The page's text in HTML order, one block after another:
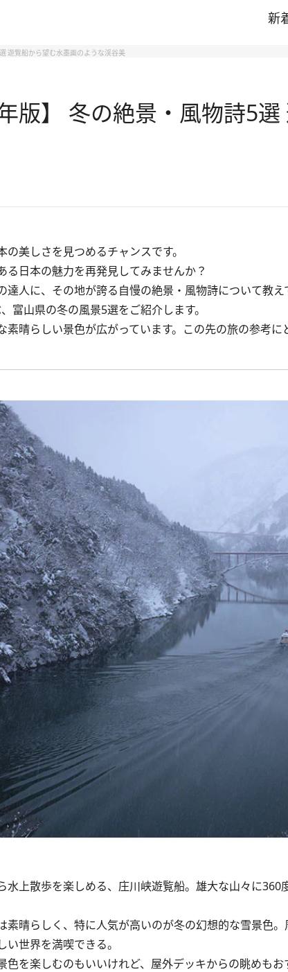
新
遊覧船から望む水墨画のような渓谷美
版】 冬の絶景・風物詩5
美しさを見つめるチャンスです。
日本の魅力を再発見してみませんか？
人に、その地が誇る自慢の絶景・風物詩について教え
富山県の冬の風景5選をご紹介します。
晴らしい景色が広がっています。この先の旅の参考に
上散歩を楽しめる、庄川峡遊覧船。雄大な山々に360
晴らしく、特に人気が高いのが冬の幻想的な雪景色
世界を満喫できる。
を楽しむのもいいけれど、屋外デッキからの眺めも